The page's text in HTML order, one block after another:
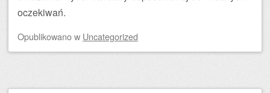
oczekiwań.
Opublikowanow Uncategorized